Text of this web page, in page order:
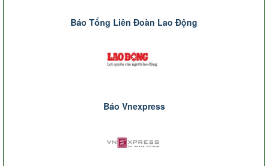
Báo Tổng Liên Đoàn Lao Động
Báo Vnexpress